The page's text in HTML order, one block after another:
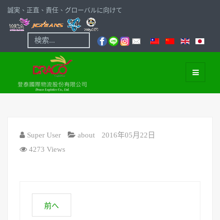
誠実、正直、責任、グローバルに向けて
索...
Super User about
2016年05月22日
4273 Views
前へ